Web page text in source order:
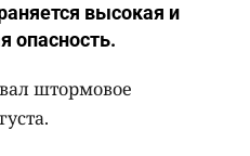
высокая и
опасность.
штормовое